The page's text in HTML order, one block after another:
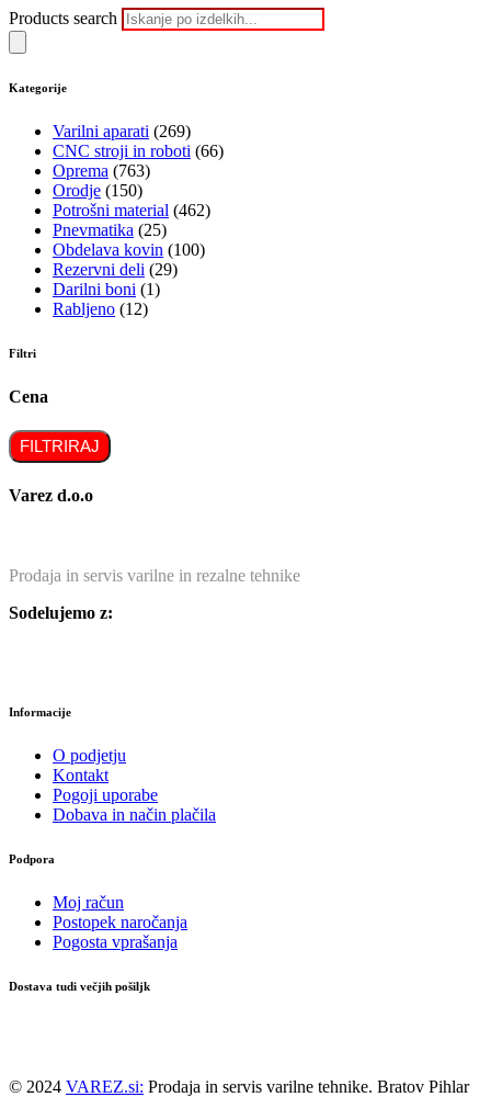
Products search
Kategorije
Varilni aparati (269)
CNC stroji in roboti (66)
Oprema (763)
Orodje (150)
Potrošni material (462)
Pnevmatika (25)
Obdelava kovin (100)
Rezervni deli (29)
Darilni boni (1)
Rabljeno (12)
Filtri
Cena
FILTRIRAJ
Varez d.o.o
Prodaja in servis varilne in rezalne tehnike
Sodelujemo z:
Informacije
O podjetju
Kontakt
Pogoji uporabe
Dobava in način plačila
Podpora
Moj račun
Postopek naročanja
Pogosta vprašanja
Dostava tudi večjih pošiljk
© 2024 VAREZ.si: Prodaja in servis varilne tehnike. Bratov Pihlar